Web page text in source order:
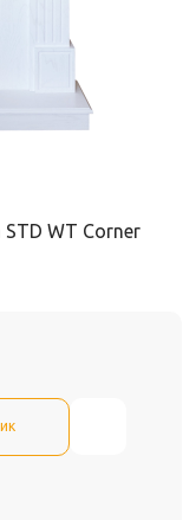
WT Corner